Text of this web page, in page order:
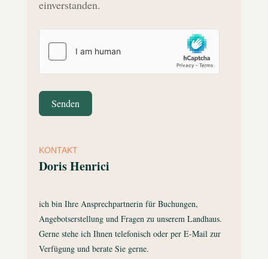
einverstanden.
Senden
KONTAKT
Doris Henrici
ich bin Ihre Ansprechpartnerin für Buchungen,
Angebotserstellung und Fragen zu unserem Landhaus.
Gerne stehe ich Ihnen telefonisch oder per E-Mail zur
Verfügung und berate Sie gerne.